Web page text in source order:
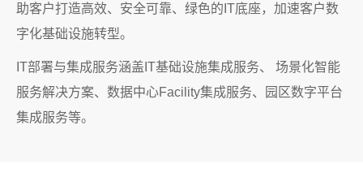
助客户打造高效、安全可靠、绿色的IT底座，加速客户数
字化基础设施转型。
IT部署与集成服务涵盖IT基础设施集成服务、 场景化智能
服务解决方案、数据中心Facility集成服务、园区数字平台
集成服务等。